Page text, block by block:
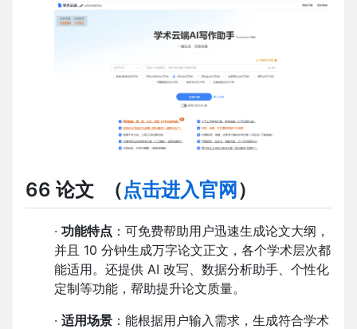
66 论文 （点击进入官网 ）
· 功能特点 ：可免费帮助用户迅速生成论文大纲，
并且 10 分钟生成万字论文正文，各个学术层次都
能适用。还提供 AI 改写、数据分析助手、个性化
定制等功能，帮助提升论文质量。
· 适用场景 ：能根据用户输入需求，生成符合学术